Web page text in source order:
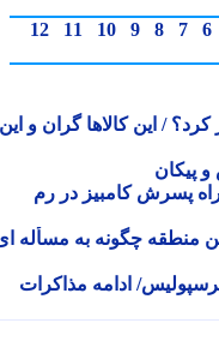
7
8
9
10
11
12
/ این کالاها گران و این
کامبیز در رم
چگونه به مسأله ای
ادامه مذاکرات